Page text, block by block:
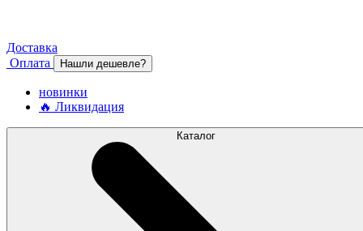
Доставка
Оплата
Нашли дешевле?
новинки
🔥 Ликвидация
Каталог